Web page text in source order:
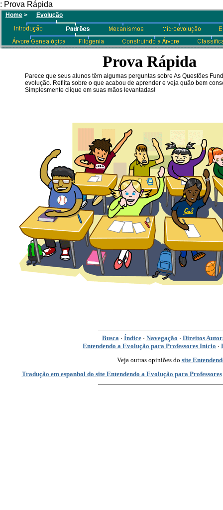
: Prova Rápida
Home > Evolução
Prova Rápida
Parece que seus alunos têm algumas perguntas sobre As Questões
evolução. Reflita sobre o que acabou de aprender e veja quão bem
Simplesmente clique em suas mãos levantadas!
Busca· Índice· Navegação · Direitos
Entendendo a Evolução para Professores Início ·
Veja outras opiniões do site
Tradução em espanhol do site Entendendo a Evolução para Professores